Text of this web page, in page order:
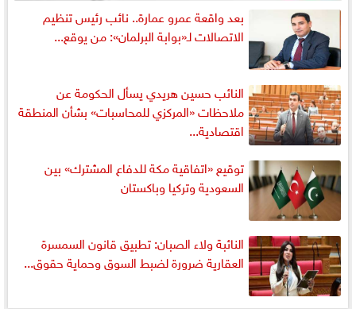
بعد واقعة عمرو عمارة.. نائب رئيس تنظيم
الاتصالات لـ«بوابة البرلمان»: من يوقع...
النائب حسين هريدي يسأل الحكومة عن
ملاحظات «المركزي للمحاسبات» بشأن المنطقة
اقتصادية...
توقيع «اتفاقية مكة للدفاع المشترك» بين
السعودية وتركيا وباكستان
النائبة ولاء الصبان: تطبيق قانون السمسرة
العقارية ضرورة لضبط السوق وحماية حقوق...